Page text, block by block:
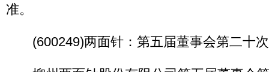
准。
(600249)两面针：第五届董事会第二十